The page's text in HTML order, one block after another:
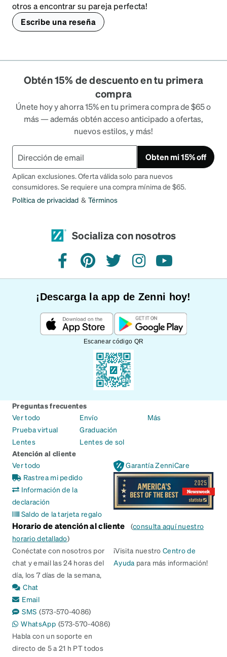
otros a encontrar su pareja perfecta!
Escribe una reseña
Obtén 15% de descuento en tu primera
compra
Únete hoy y ahorra 15% en tu primera compra de $65 o
más — además obtén acceso anticipado a ofertas,
nuevos estilos, y más!
Obten mi 15% off
Aplican exclusiones. Oferta válida solo para nuevos
consumidores. Se requiere una compra mínima de $65.
Política de privacidad & Términos
Socializa con nosotros
FacebookPinterestTwitterInstagramYouTube
¡Descarga la app de Zenni hoy!
Escanear código QR
Preguntas frecuentes
Ver todo
Prueba virtual
Lentes
Envío
Graduación
Lentes de sol
Más
Atención al cliente
Ver todo
Rastrea mi pedido
Información de la
declaración
Saldo de la tarjeta regalo
Garantía ZenniCare
Horario de atención al cliente (consulta aquí nuestro
horario detallado)
Conéctate con nosotros por
chat y email las 24 horas del
día, los 7 días de la semana,
Chat
Email
SMS (573-570-4086)
WhatsApp (573-570-4086)
Habla con un soporte en
directo de 5 a 21 h PT todos
¡Visita nuestroCentro de
Ayuda para más información!